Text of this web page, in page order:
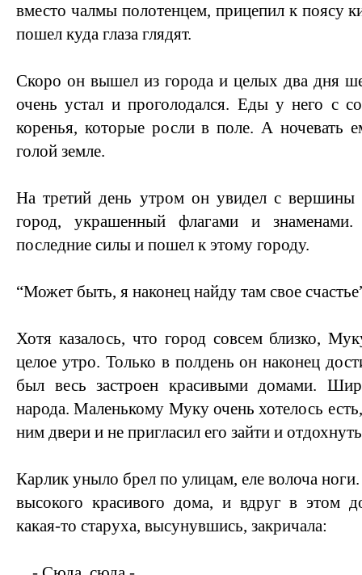
вместо чалмы полотенцем, прицепил к поясу
пошел куда глаза глядят.
Скоро он вышел из города и целых два дня
очень устал и проголодался. Еды у него с
коренья, которые росли в поле. А ночевать
голой земле.
На третий день утром он увидел с
город, украшенный флагами и
последние силы и пошел к этому городу.
“Может быть, я наконец найду там свое
Хотя казалось, что город совсем близко,
целое утро. Только в полдень он наконец
был весь застроен красивыми домами.
народа. Маленькому Муку очень хотелось
ним двери и не пригласил его зайти и
Карлик уныло брел по улицам, еле волоча
высокого красивого дома, и вдруг в этом
какая-то старуха, высунувшись, закричала: